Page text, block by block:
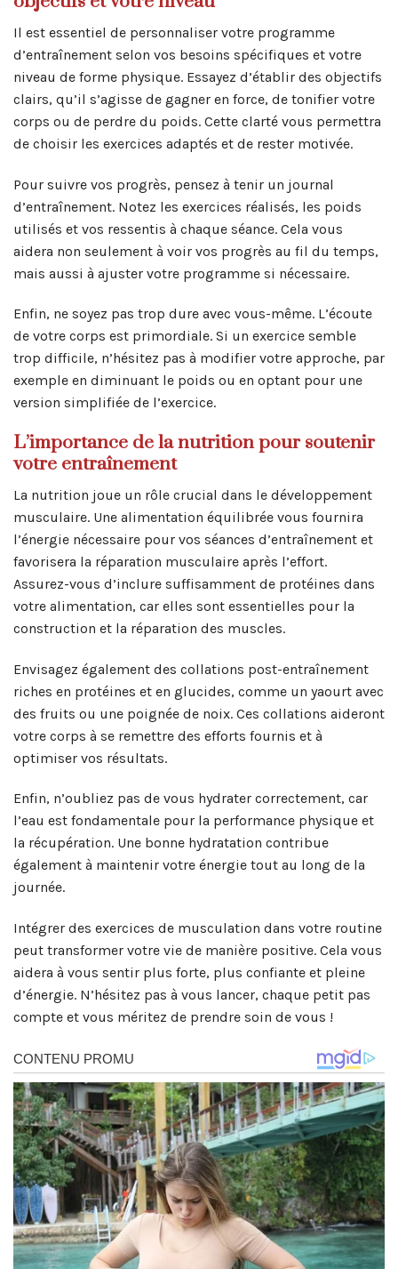
Il est essentiel de personnaliser votre programme
d’entraînement selon vos besoins spécifiques et votre
niveau de forme physique. Essayez d’établir des objectifs
clairs, qu’il s’agisse de gagner en force, de tonifier votre
corps ou de perdre du poids. Cette clarté vous permettra
de choisir les exercices adaptés et de rester motivée.
Pour suivre vos progrès, pensez à tenir un journal
d’entraînement. Notez les exercices réalisés, les poids
utilisés et vos ressentis à chaque séance. Cela vous
aidera non seulement à voir vos progrès au fil du temps,
mais aussi à ajuster votre programme si nécessaire.
Enfin, ne soyez pas trop dure avec vous-même. L’écoute
de votre corps est primordiale. Si un exercice semble
trop difficile, n’hésitez pas à modifier votre approche, par
exemple en diminuant le poids ou en optant pour une
version simplifiée de l’exercice.
L’importance de la nutrition pour soutenir
votre entraînement
La nutrition joue un rôle crucial dans le développement
musculaire. Une alimentation équilibrée vous fournira
l’énergie nécessaire pour vos séances d’entraînement et
favorisera la réparation musculaire après l’effort.
Assurez-vous d’inclure suffisamment de protéines dans
votre alimentation, car elles sont essentielles pour la
construction et la réparation des muscles.
Envisagez également des collations post-entraînement
riches en protéines et en glucides, comme un yaourt avec
des fruits ou une poignée de noix. Ces collations aideront
votre corps à se remettre des efforts fournis et à
optimiser vos résultats.
Enfin, n’oubliez pas de vous hydrater correctement, car
l’eau est fondamentale pour la performance physique et
la récupération. Une bonne hydratation contribue
également à maintenir votre énergie tout au long de la
journée.
Intégrer des exercices de musculation dans votre routine
peut transformer votre vie de manière positive. Cela vous
aidera à vous sentir plus forte, plus confiante et pleine
d’énergie. N’hésitez pas à vous lancer, chaque petit pas
compte et vous méritez de prendre soin de vous !